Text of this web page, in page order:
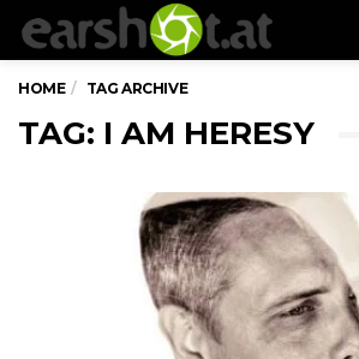
HOME TAG ARCHIVE
TAG: I AM HERESY